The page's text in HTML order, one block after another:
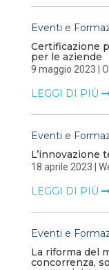
Eventi e
Certificazione
per le aziende
9 maggio 2023 |
LEGGI DI PIÙ
Eventi e
L’innovazione
18 aprile 2023 |
LEGGI DI PIÙ
Eventi e
La riforma del
concorrenza,